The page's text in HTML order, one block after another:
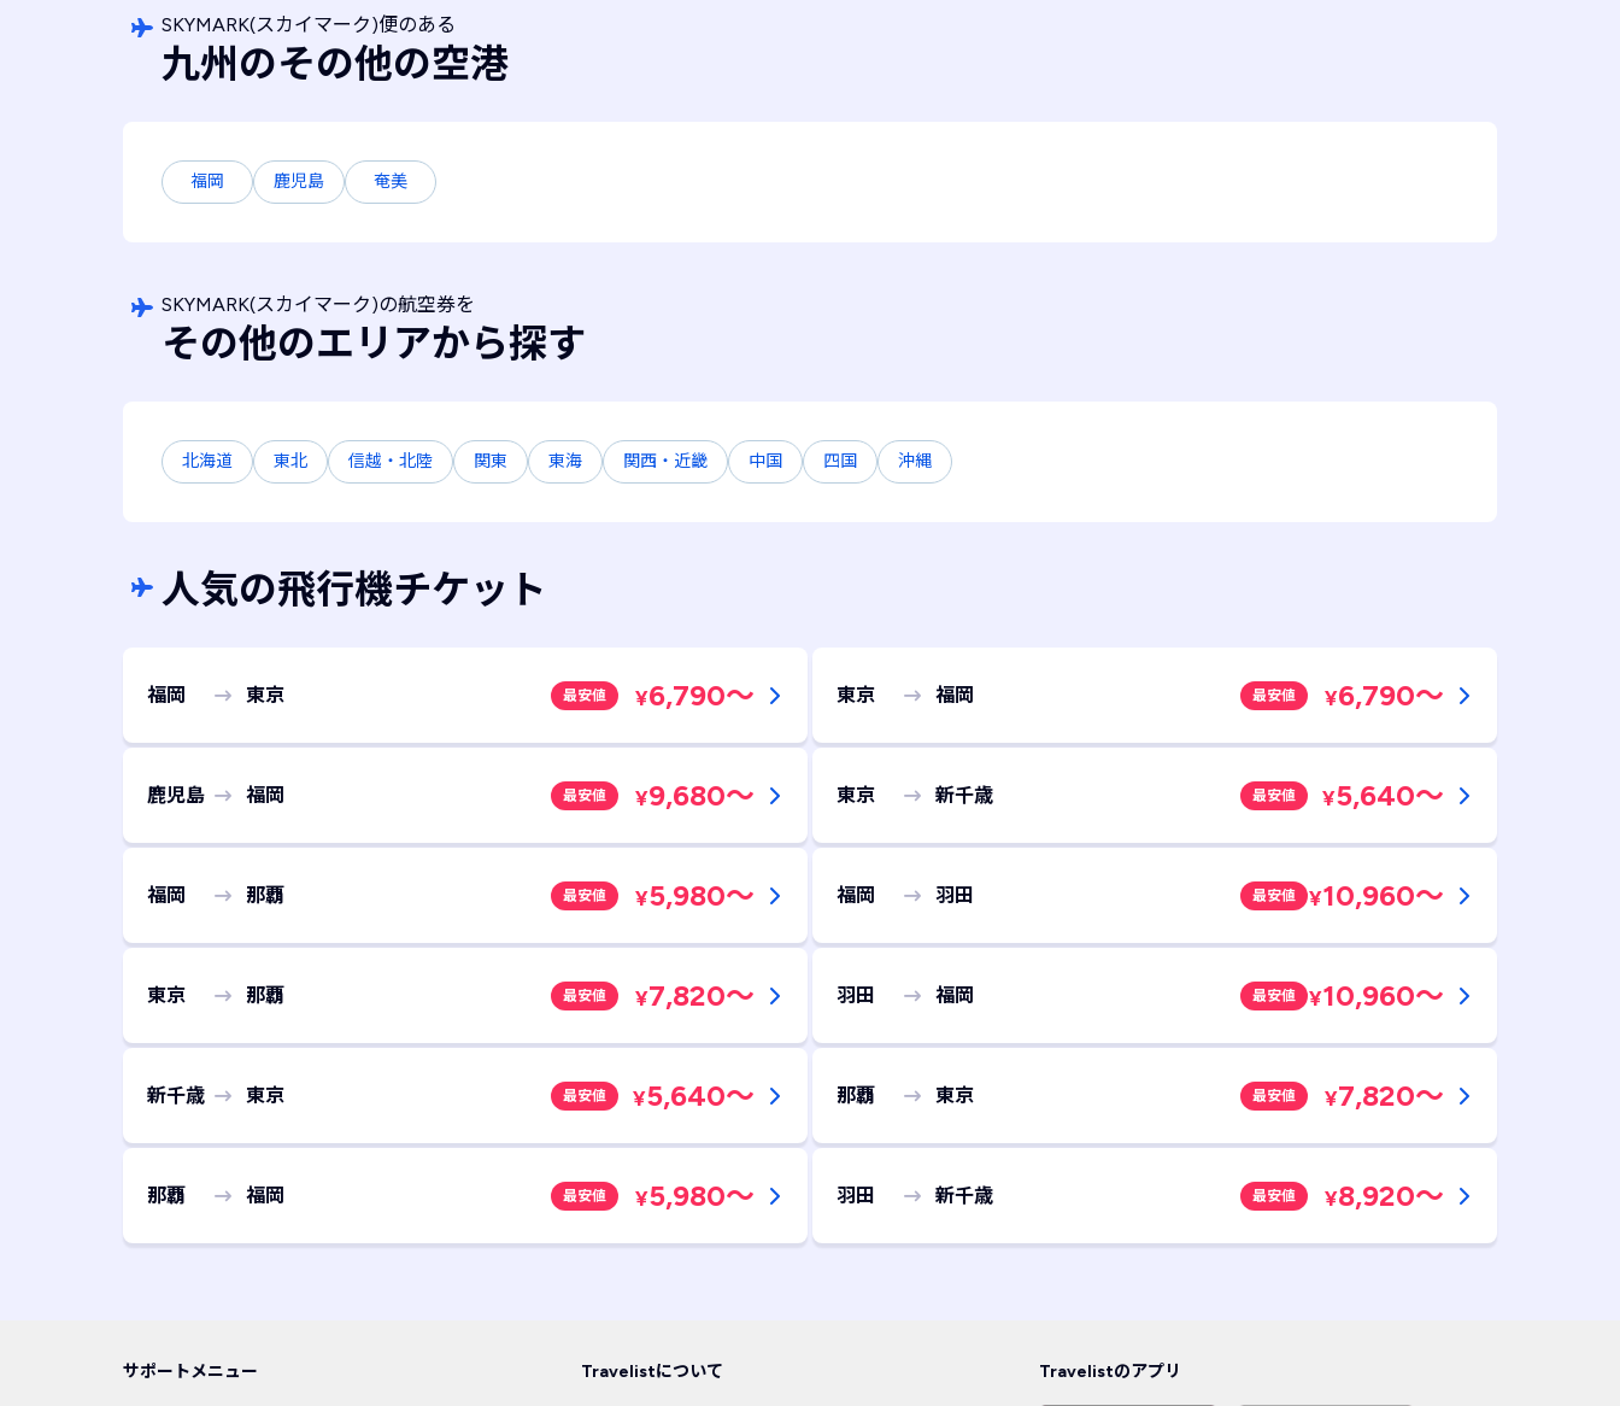
SKYMARK(スカイマーク)便のある
九州のその他の空港
福岡 鹿児島 奄美
SKYMARK(スカイマーク)の航空券を
その他のエリアから探す
北海道 東北 信越・北陸 関東 東海 関西・近畿 中国 四国 沖縄
人気の飛行機チケット
福岡 東京 最安値 ¥6,790～ 東京 福岡 最安値 ¥6,790～
鹿児島 福岡 最安値 ¥9,680～ 東京 新千歳 最安値 ¥5,640～
福岡 那覇 最安値 ¥5,980～ 福岡 羽田 最安値 ¥10,960～
東京 那覇 最安値 ¥7,820～ 羽田 福岡 最安値 ¥10,960～
新千歳 東京 最安値 ¥5,640～ 那覇 東京 最安値 ¥7,820～
那覇 福岡 最安値 ¥5,980～ 羽田 新千歳 最安値 ¥8,920～
サポートメニュー Travelistについて Travelistのアプリ